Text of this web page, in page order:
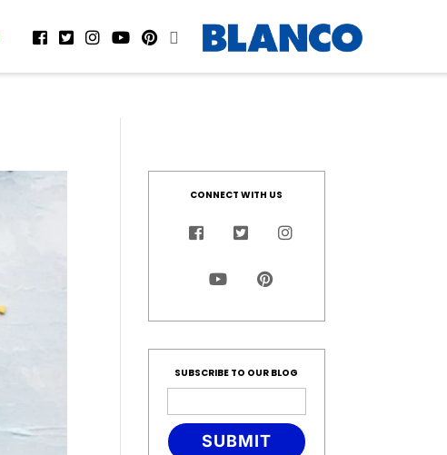
CONNECT WITH US
SUBSCRIBE TO OUR BLOG
SUBMIT